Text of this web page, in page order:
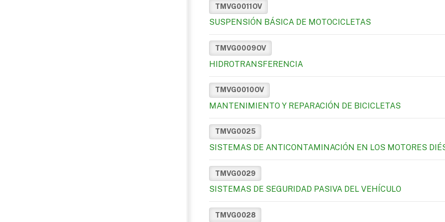
TMVG0011OV
SUSPENSIÓN BÁSICA DE MOTOCICLETAS
TMVG0009OV
HIDROTRANSFERENCIA
TMVG0010OV
MANTENIMIENTO Y REPARACIÓN DE BICICLETAS
TMVG0025
SISTEMAS DE ANTICONTAMINACIÓN EN LOS MOTORES
TMVG0029
SISTEMAS DE SEGURIDAD PASIVA DEL VEHÍCULO
TMVG0028